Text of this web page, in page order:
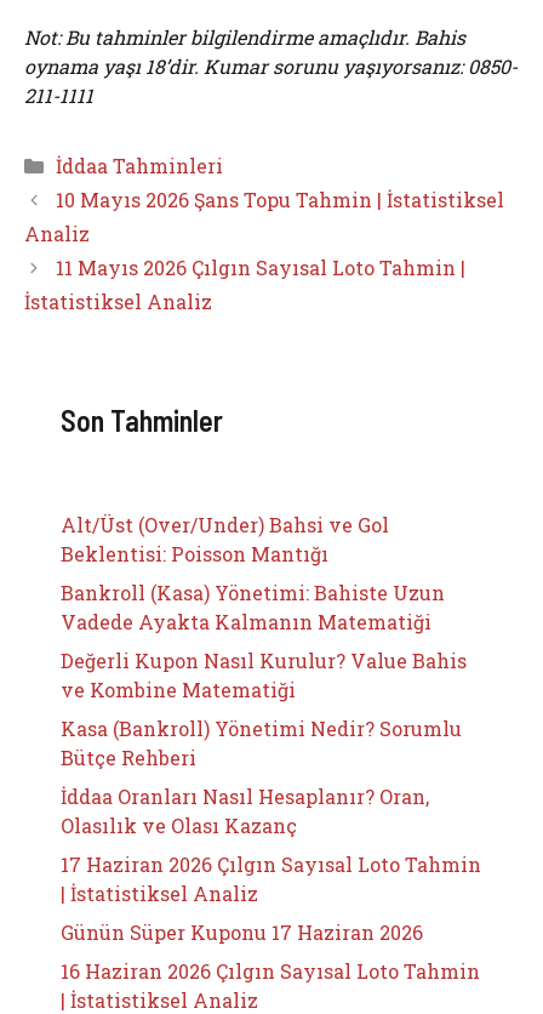
Not: Bu tahminler bilgilendirme amaçlıdır. Bahis
oynama yaşı 18’dir. Kumar sorunu yaşıyorsanız: 0850-
211-1111
Kategoriler
İddaa Tahminleri
10 Mayıs 2026 Şans Topu Tahmin | İstatistiksel
Analiz
11 Mayıs 2026 Çılgın Sayısal Loto Tahmin |
İstatistiksel Analiz
Son Tahminler
Alt/Üst (Over/Under) Bahsi ve Gol
Beklentisi: Poisson Mantığı
Bankroll (Kasa) Yönetimi: Bahiste Uzun
Vadede Ayakta Kalmanın Matematiği
Değerli Kupon Nasıl Kurulur? Value Bahis
ve Kombine Matematiği
Kasa (Bankroll) Yönetimi Nedir? Sorumlu
Bütçe Rehberi
İddaa Oranları Nasıl Hesaplanır? Oran,
Olasılık ve Olası Kazanç
17 Haziran 2026 Çılgın Sayısal Loto Tahmin
| İstatistiksel Analiz
Günün Süper Kuponu 17 Haziran 2026
16 Haziran 2026 Çılgın Sayısal Loto Tahmin
| İstatistiksel Analiz